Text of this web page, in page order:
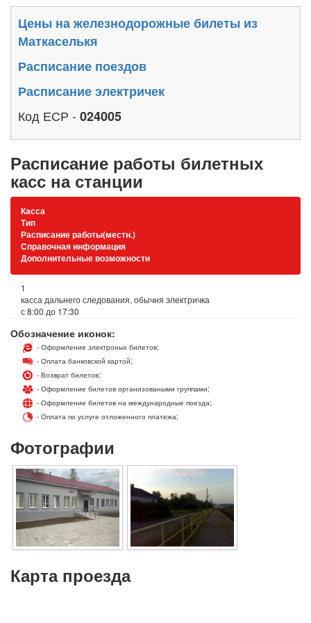
Цены на железнодорожные билеты из
Маткаселькя
Расписание поездов
Расписание электричек
Код ЕСР - 024005
Расписание работы билетных
касс на станции
Касса
Тип
Расписание работы(местн.)
Справочная информация
Дополнительные возможности
1
касса дальнего следования, обычня электричка
с 8:00 до 17:30
Обозначение иконок:
- Оформление электроных билетов;
- Оплата банковской картой;
- Возврат билетов;
- Оформление билетов организоваными группами;
- Оформление билетов на международные поезда;
- Оплата по услуге отложенного платежа;
Фотографии
Карта проезда